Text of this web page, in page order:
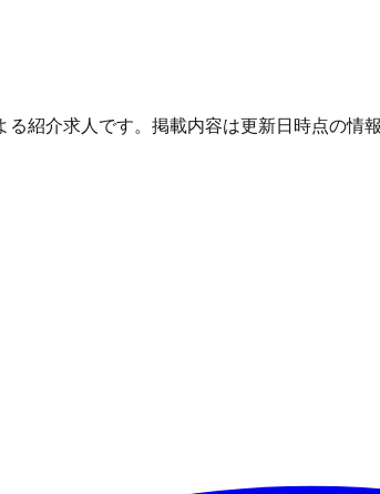
る紹介求人です。掲載内容は更新日時点の情報